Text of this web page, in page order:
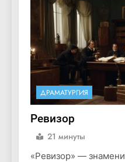
ДРАМАТУРГИЯ
Ревизор
21 минуты
«Ревизор» —